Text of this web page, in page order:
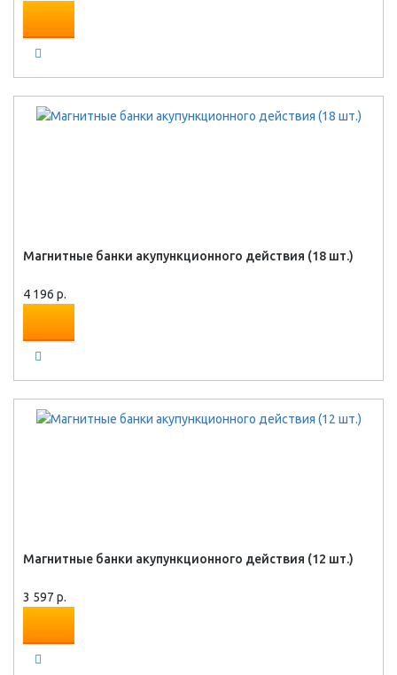
Магнитные банки акупункционного действия (18 шт.)
4 196 р.
Магнитные банки акупункционного действия (12 шт.)
3 597 р.